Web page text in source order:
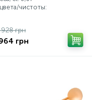
чистоты:
грн
грн